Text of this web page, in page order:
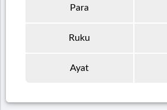
Para
Ruku
Ayat